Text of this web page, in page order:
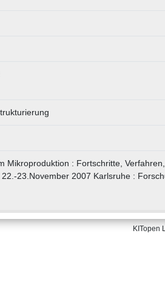
Mikroproduktion : Fortschritte, Verfahren,
23.November 2007 Karlsruhe :
KITopen